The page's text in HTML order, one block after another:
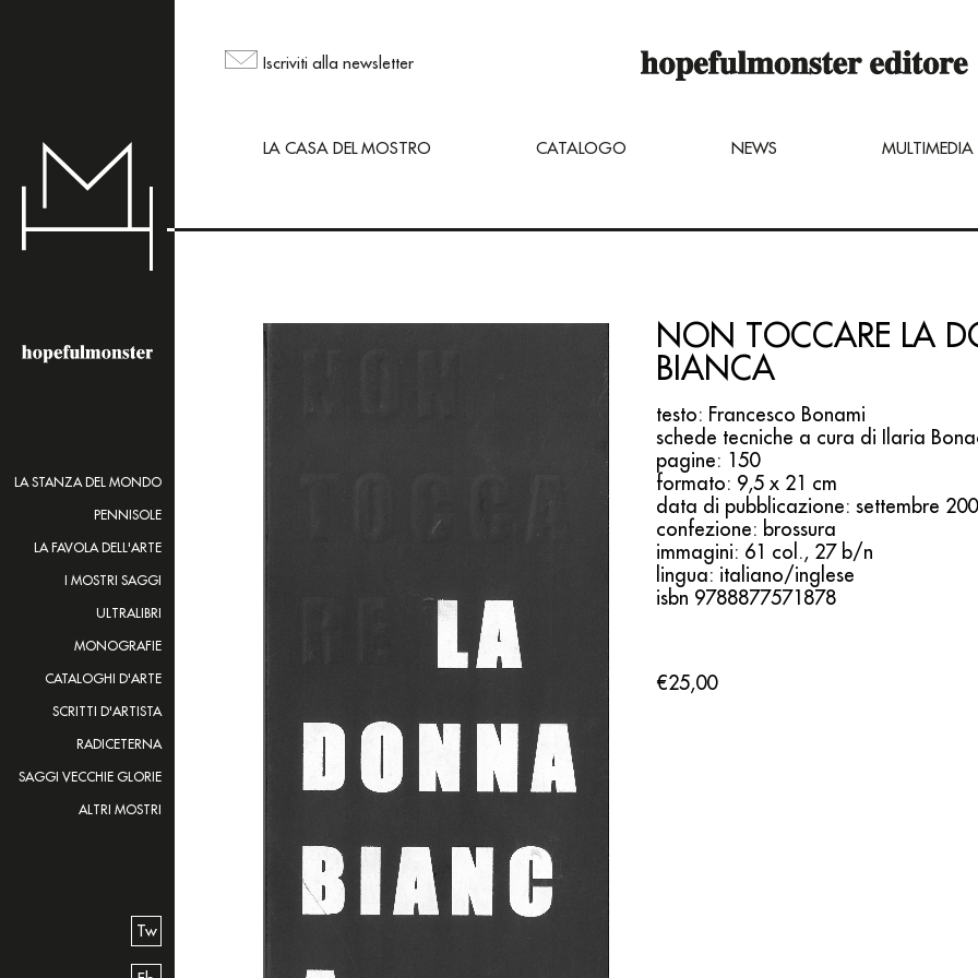
ma puoi comunque ordinare dei titoli inviando una mail di
LA STANZA DEL MONDO
PENNISOLE
LA FAVOLA DELL'ARTE
I MOSTRI SAGGI
ULTRALIBRI
MONOGRAFIE
CATALOGHI D'ARTE
SCRITTI D'ARTISTA
RADICETERNA
SAGGI VECCHIE GLORIE
ALTRI MOSTRI
Tw
Iscriviti alla newsletter
LA CASA DEL MOSTRO CATALOGO NEWS MULTIMEDIA
NON TOCCARE LA
BIANCA
testo: Francesco Bonami
schede tecniche a cura di Ilaria
pagine: 150
formato: 9,5 x 21 cm
data di pubblicazione: settembre
confezione: brossura
immagini: 61 col., 27 b/n
lingua: italiano/inglese
isbn 9788877571878
€25,00